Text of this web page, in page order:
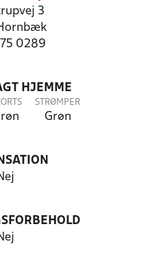
3
0289
HJEMME
STRØMPER
Grøn